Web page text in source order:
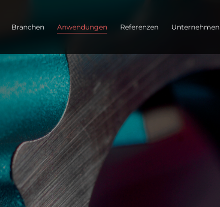
Branchen Anwendungen Referenzen Unternehmen